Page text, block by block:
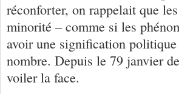
réconforter, on rappelait que
minorité – comme si les
avoir une signification
nombre. Depuis le 79 janvier
voiler la face.